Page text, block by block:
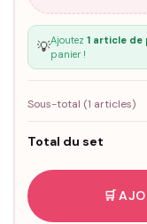
💡Ajoutez 1 article de
panier !
Sous-total (1 articles)
Total du set
🛒